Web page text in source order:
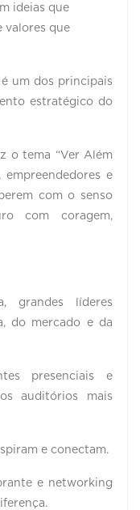
ideias que
valores que
um dos principais
estratégico do
o tema “Ver Além
empreendedores e
com o senso
com coragem,
grandes líderes
do mercado e da
presenciais e
auditórios mais
e conectam.
e networking